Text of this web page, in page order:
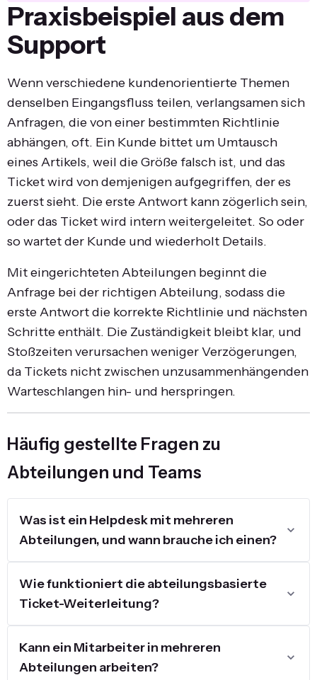
Praxisbeispiel aus dem
Support
Wenn verschiedene kundenorientierte Themen
denselben Eingangsfluss teilen, verlangsamen sich
Anfragen, die von einer bestimmten Richtlinie
abhängen, oft. Ein Kunde bittet um Umtausch
eines Artikels, weil die Größe falsch ist, und das
Ticket wird von demjenigen aufgegriffen, der es
zuerst sieht. Die erste Antwort kann zögerlich sein,
oder das Ticket wird intern weitergeleitet. So oder
so wartet der Kunde und wiederholt Details.
Mit eingerichteten Abteilungen beginnt die
Anfrage bei der richtigen Abteilung, sodass die
erste Antwort die korrekte Richtlinie und nächsten
Schritte enthält. Die Zuständigkeit bleibt klar, und
Stoßzeiten verursachen weniger Verzögerungen,
da Tickets nicht zwischen unzusammenhängenden
Warteschlangen hin- und herspringen.
Häufig gestellte Fragen zu
Abteilungen und Teams
Was ist ein Helpdesk mit mehreren
Abteilungen, und wann brauche ich einen?
Wie funktioniert die abteilungsbasierte
Ticket-Weiterleitung?
Kann ein Mitarbeiter in mehreren
Abteilungen arbeiten?